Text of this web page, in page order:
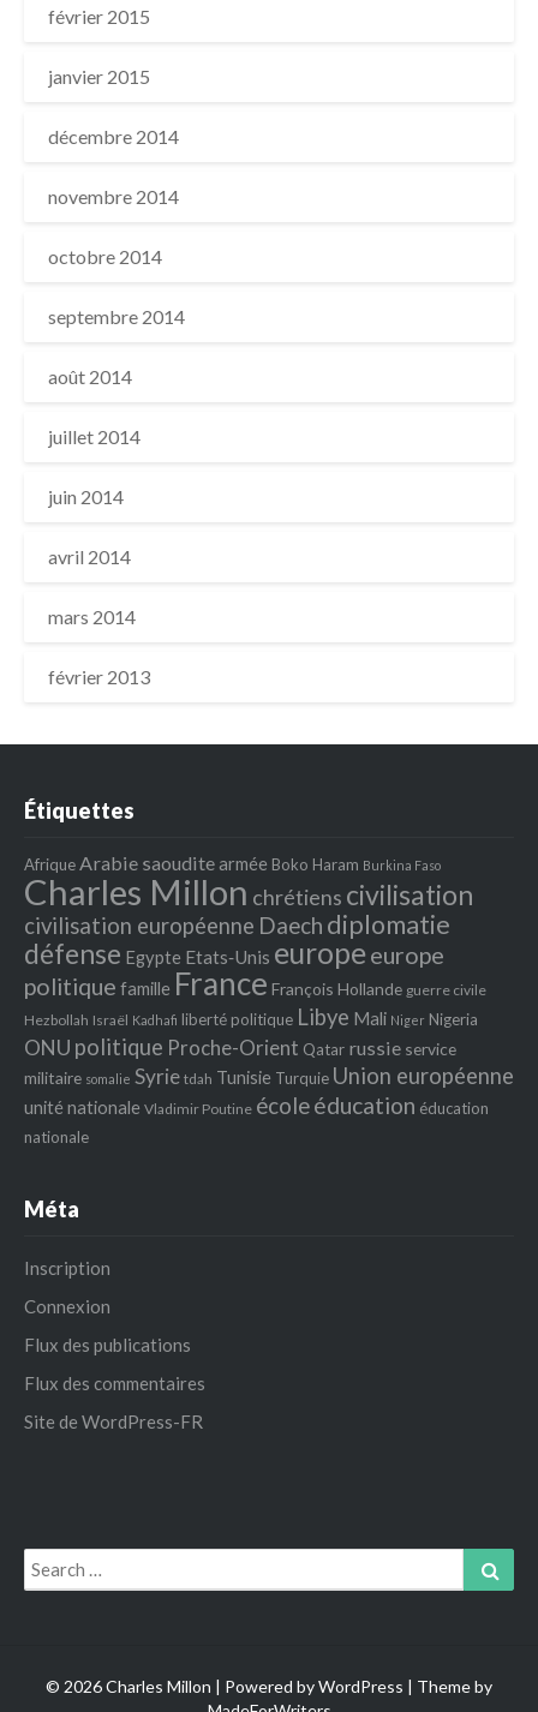
février 2015
janvier 2015
décembre 2014
novembre 2014
octobre 2014
septembre 2014
août 2014
juillet 2014
juin 2014
avril 2014
mars 2014
février 2013
Étiquettes
AfriqueArabie saoudite armée Boko Haram Burkina Faso
Charles Millon chrétiens civilisation
civilisation européenne Daech diplomatie
défense Egypte Etats‐Unis europeeurope
politique famille France François Hollande guerre civile
Hezbollah Israël Kadhafi liberté politique Libye Mali Niger Nigeria
ONU politique Proche-Orient Qatar russie service
militaire somalie Syrie tdah Tunisie Turquie Union européenne
unité nationale Vladimir Poutine écoleéducation éducation
nationale
Méta
Inscription
Connexion
Flux des publications
Flux des commentaires
Site de WordPress-FR
Search
for:
© 2026 Charles Millon | Powered byWordPress | Theme by